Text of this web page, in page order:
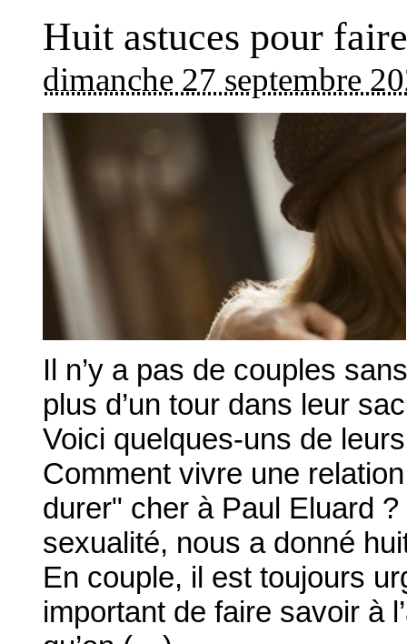
Huit astuces pour
dimanche 27 septembre
Il n’y a pas de couples
plus d’un tour dans leur
Voici quelques-uns de
Comment vivre une
durer" cher à Paul Eluard
sexualité, nous a donné
En couple, il est toujours
important de faire savoir à